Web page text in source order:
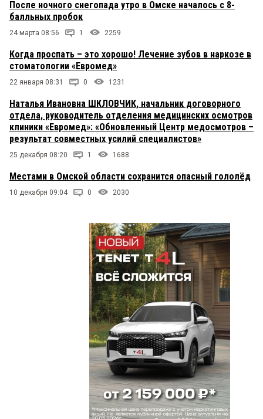
После ночного снегопада утро в Омске началось с 8-
балльных пробок
24 марта 08:56 1 2259
Когда проспать – это хорошо! Лечение зубов в наркозе в
стоматологии «Евромед»
22 января 08:31 0 1231
Наталья Ивановна ШКЛОВЧИК, начальник договорного
отдела, руководитель отделения медицинских осмотров
клиники «Евромед»: «Обновленный Центр медосмотров –
результат совместных усилий специалистов»
25 декабря 08:20 1 1688
Местами в Омской области сохранится опасный гололёд
10 декабря 09:04 0 2030